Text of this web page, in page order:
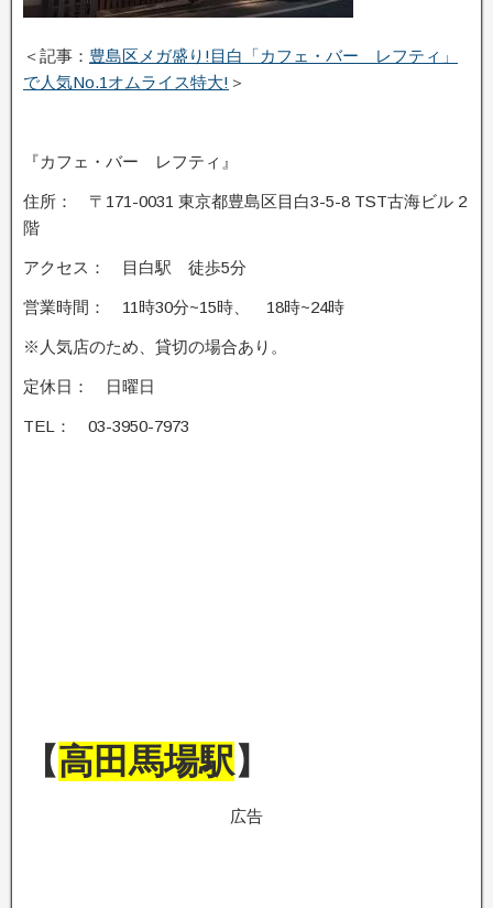
＜記事： 豊島区メガ盛り!目白「カフェ・バー レフティ」
で人気No.1オムライス特大! ＞
『カフェ・バー レフティ』
住所： 〒171-0031 東京都豊島区目白3-5-8 TST古海ビル 2
階
アクセス： 目白駅 徒歩5分
営業時間： 11時30分~15時、 18時~24時
※人気店のため、貸切の場合あり。
定休日： 日曜日
TEL： 03-3950-7973
【高田馬場駅】
広告